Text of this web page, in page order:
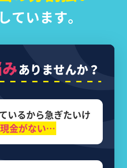
ています。
ありませんか？
いるから急ぎたいけ
金がない…